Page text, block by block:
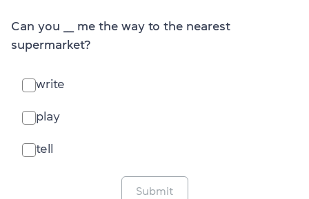
Can you ___ me the way to the nearest
supermarket?
write
play
tell
Submit